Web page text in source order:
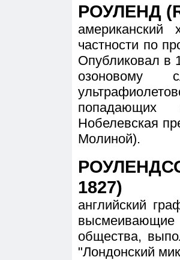
РОУЛЕНД
частности по
Опубликовал в
попадающих
Нобелевская
Молиной).
1827)
английский
общества,
"Лондонский